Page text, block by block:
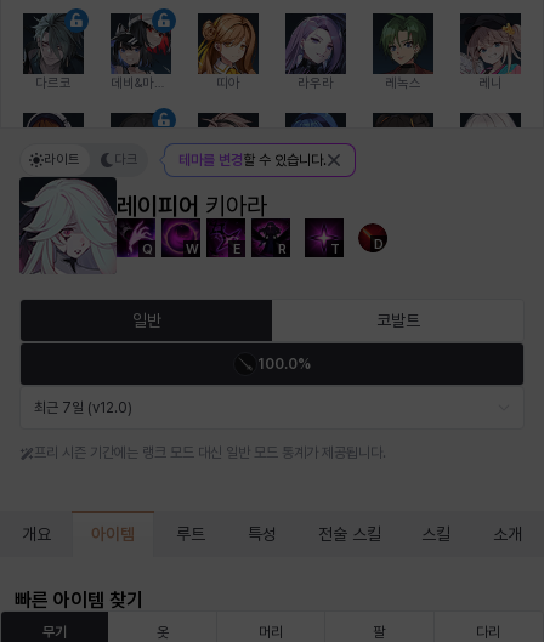
다르코 띠아 라우라 레녹스 레니
레온 루크 르노어
바바라 버니스 블레어 비앙카 비형 샬럿
레이피어 키아라
Q W E R T D
라이트 다크 테마를 변경할 수 있습니다.
일반 코발트
100.0%
최근 7일 (v12.0)
프리 시즌 기간에는 랭크 모드 대신 일반 모드 통계가 제공됩니다.
개요 아이템 루트 특성 전술 스킬 스킬 소개
빠른 아이템 찾기
무기 옷 머리 팔 다리